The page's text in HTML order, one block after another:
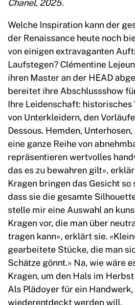
Welche Inspiration kann der
der Renaissance heute noch
von einigen extravaganten
Laufstegen? Clémentine
ihren Master an der HEAD
bereitet ihre Abschlussshow
Ihre Leidenschaft: historisches
von Unterkleidern, den
Dessous. Hemden,
eine ganze Reihe von
repräsentieren wertvolles
das es zu bewahren gilt»,
Kragen bringen das Gesicht so
dass sie die gesamte
stelle mir eine Auswahl an
Kragen vor, die man über
tragen kann», erklärt sie.
gearbeitete Stücke, die man
Schätze gönnt.» Na, wie wäre
Kragen, um den Hals im
Als Plädoyer für ein Handwerk,
wiederentdeckt werden will.